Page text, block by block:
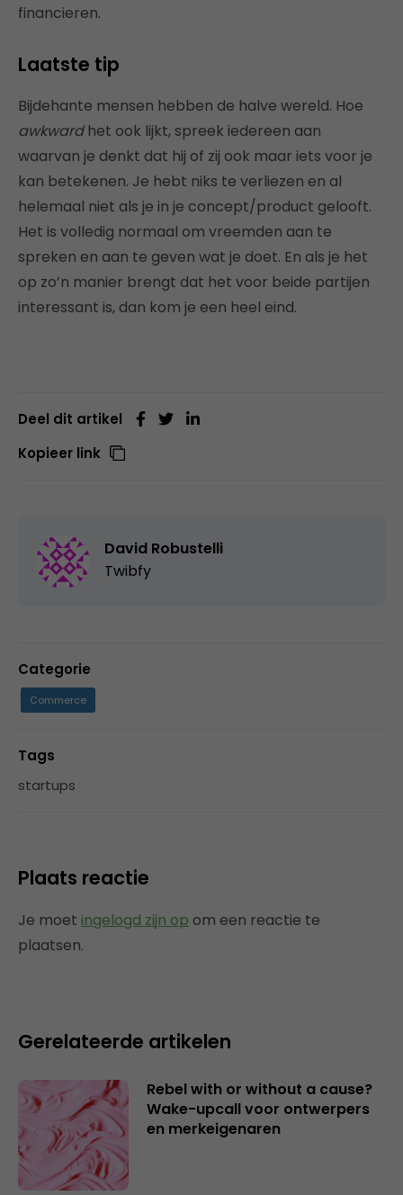
financieren.
Laatste tip
Bijdehante mensen hebben de halve wereld. Hoe
awkwardhet ook lijkt, spreek iedereen aan
waarvan je denkt dat hij of zij ook maar iets voor je
kan betekenen. Je hebt niks te verliezen en al
helemaal niet als je in je concept/product gelooft.
Het is volledig normaal om vreemden aan te
spreken en aan te geven wat je doet. En als je het
op zo’n manier brengt dat het voor beide partijen
interessant is, dan kom je een heel eind.
Deel dit artikel
Kopieer link
David Robustelli
Twibfy
Categorie
Commerce
Tags
startups
Plaats reactie
Je moet ingelogd zijn op om een reactie te
plaatsen.
Gerelateerde artikelen
Rebel with or without a cause?
Wake-upcall voor ontwerpers
en merkeigenaren